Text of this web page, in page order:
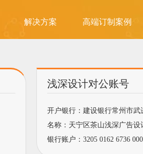
解决方案 高端订制案例
浅深设计对公账号
开户银行：建设银行常州市武
名称：天宁区茶山浅深广告设
银行账户：3205 0162 6736